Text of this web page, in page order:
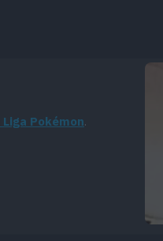
Pokémon.